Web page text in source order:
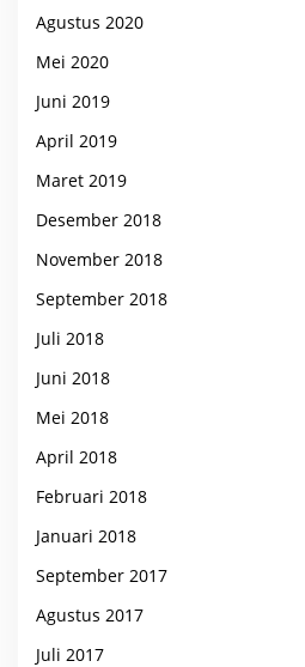
Agustus 2020
Mei 2020
Juni 2019
April 2019
Maret 2019
Desember 2018
November 2018
September 2018
Juli 2018
Juni 2018
Mei 2018
April 2018
Februari 2018
Januari 2018
September 2017
Agustus 2017
Juli 2017